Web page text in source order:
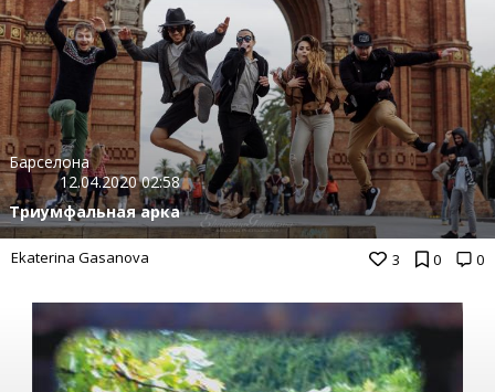
3 0 0
Барселона
12.04.2020 02:58
Триумфальная арка
Ekaterina Gasanova